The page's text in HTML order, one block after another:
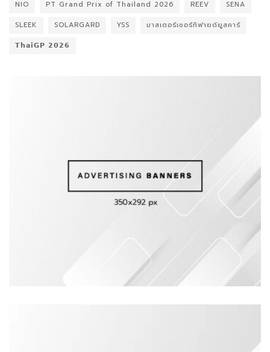
NIO
PT Grand Prix of Thailand 2026 REEV
SENA
SLEEK
SOLARGARD YSS
มาสเตอร์เซอร์ทิฟายด์ยูสคาร์
𝗧𝗵𝗮𝗶𝗚𝗣 𝟮𝟬𝟮𝟲